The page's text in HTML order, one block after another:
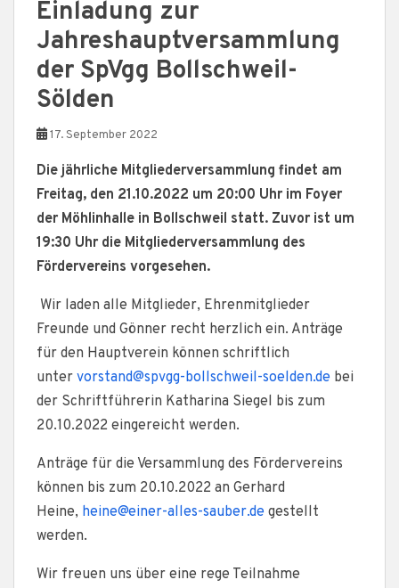
Einladung zur
Jahreshauptversammlung
der SpVgg Bollschweil-
Sölden
17. September 2022
Die jährliche Mitgliederversammlung findet am
Freitag, den 21.10.2022 um 20:00 Uhr im Foyer
der Möhlinhalle in Bollschweil statt. Zuvor ist um
19:30 Uhr die Mitgliederversammlung des
Fördervereins vorgesehen.
Wir laden alle Mitglieder, Ehrenmitglieder
Freunde und Gönner recht herzlich ein. Anträge
für den Hauptverein können schriftlich
unter vorstand@spvgg-bollschweil-soelden.de bei
der Schriftführerin Katharina Siegel bis zum
20.10.2022 eingereicht werden.
Anträge für die Versammlung des Fördervereins
können bis zum 20.10.2022 an Gerhard
Heine, heine@einer-alles-sauber.de gestellt
werden.
Wir freuen uns über eine rege Teilnahme